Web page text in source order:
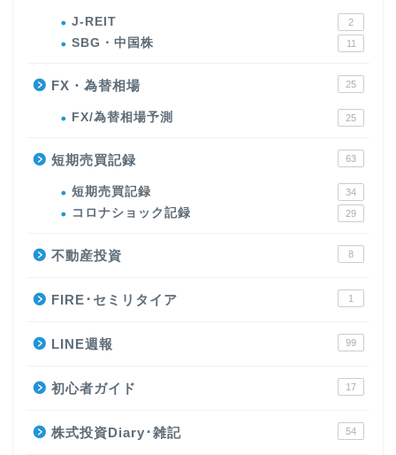
J-REIT 2
SBG・中国株 11
FX・為替相場 25
FX/為替相場予測 25
短期売買記録 63
短期売買記録 34
コロナショック記録 29
不動産投資 8
FIRE･セミリタイア 1
LINE週報 99
初心者ガイド 17
株式投資Diary･雑記 54